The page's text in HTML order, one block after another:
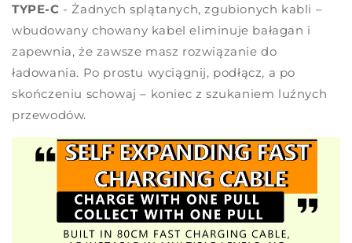
TYPE-C - Żadnych splątanych, zgubionych kabli –
wbudowany chowany kabel eliminuje bałagan i
zapewnia, że zawsze masz rozwiązanie do
ładowania. Po prostu wyciągnij, podłącz, a po
skończeniu schowaj – koniec z szukaniem luźnych
przewodów.